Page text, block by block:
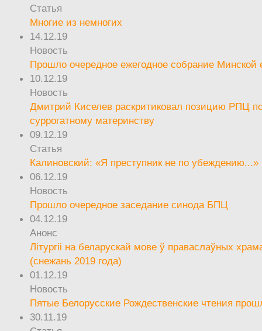
Статья
Многие из немногих
14.12.19
Новость
Прошло очередное ежегодное собрание
10.12.19
Новость
Дмитрий Киселев раскритиковал позицию РПЦ
суррогатному материнству
09.12.19
Статья
Калиновский: «Я преступник не по убеждению...»
06.12.19
Новость
Прошло очередное заседание синода БПЦ
04.12.19
Анонс
Літургіі на беларускай мове ў праваслаўных
(снежань 2019 года)
01.12.19
Новость
Пятые Белорусские Рождественские чтения
30.11.19